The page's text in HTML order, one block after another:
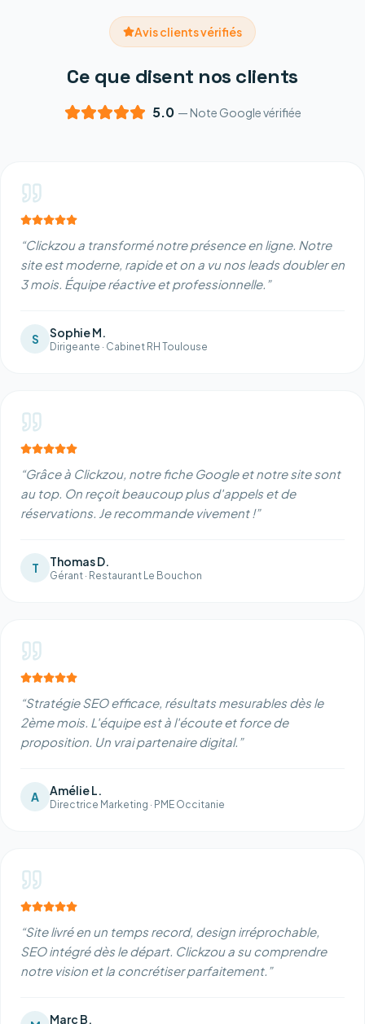
Avis clients vérifiés
Ce que disent nos clients
5.0 — Note Google vérifiée
“Clickzou a transformé notre présence en ligne. Notre
site est moderne, rapide et on a vu nos leads doubler en
3 mois. Équipe réactive et professionnelle. ”
S Sophie M.
Dirigeante · Cabinet RH Toulouse
“Grâce à Clickzou, notre fiche Google et notre site sont
au top. On reçoit beaucoup plus d'appels et de
réservations. Je recommande vivement !”
T Thomas D.
Gérant · Restaurant Le Bouchon
“Stratégie SEO efficace, résultats mesurables dès le
2ème mois. L'équipe est à l'écoute et force de
proposition. Un vrai partenaire digital. ”
A Amélie L.
Directrice Marketing · PME Occitanie
“Site livré en un temps record, design irréprochable,
SEO intégré dès le départ. Clickzou a su comprendre
notre vision et la concrétiser parfaitement. ”
Marc B.